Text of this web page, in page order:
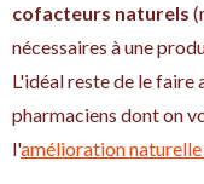
cofacteurs naturels
nécessaires à une
L'idéal reste de le faire
pharmaciens dont on
l'amélioration